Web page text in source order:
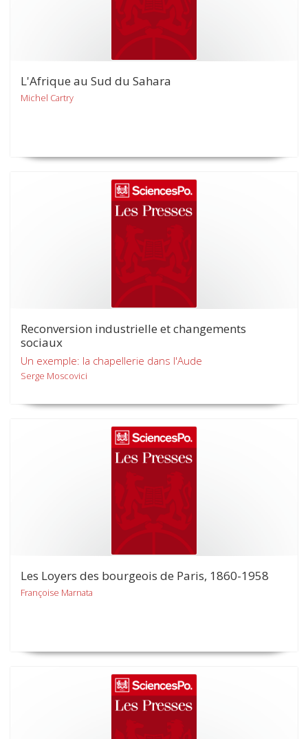
L'Afrique au Sud du Sahara
Michel Cartry
Reconversion industrielle et changements
sociaux
Un exemple: la chapellerie dans l'Aude
Serge Moscovici
Les Loyers des bourgeois de Paris, 1860-1958
Françoise Marnata